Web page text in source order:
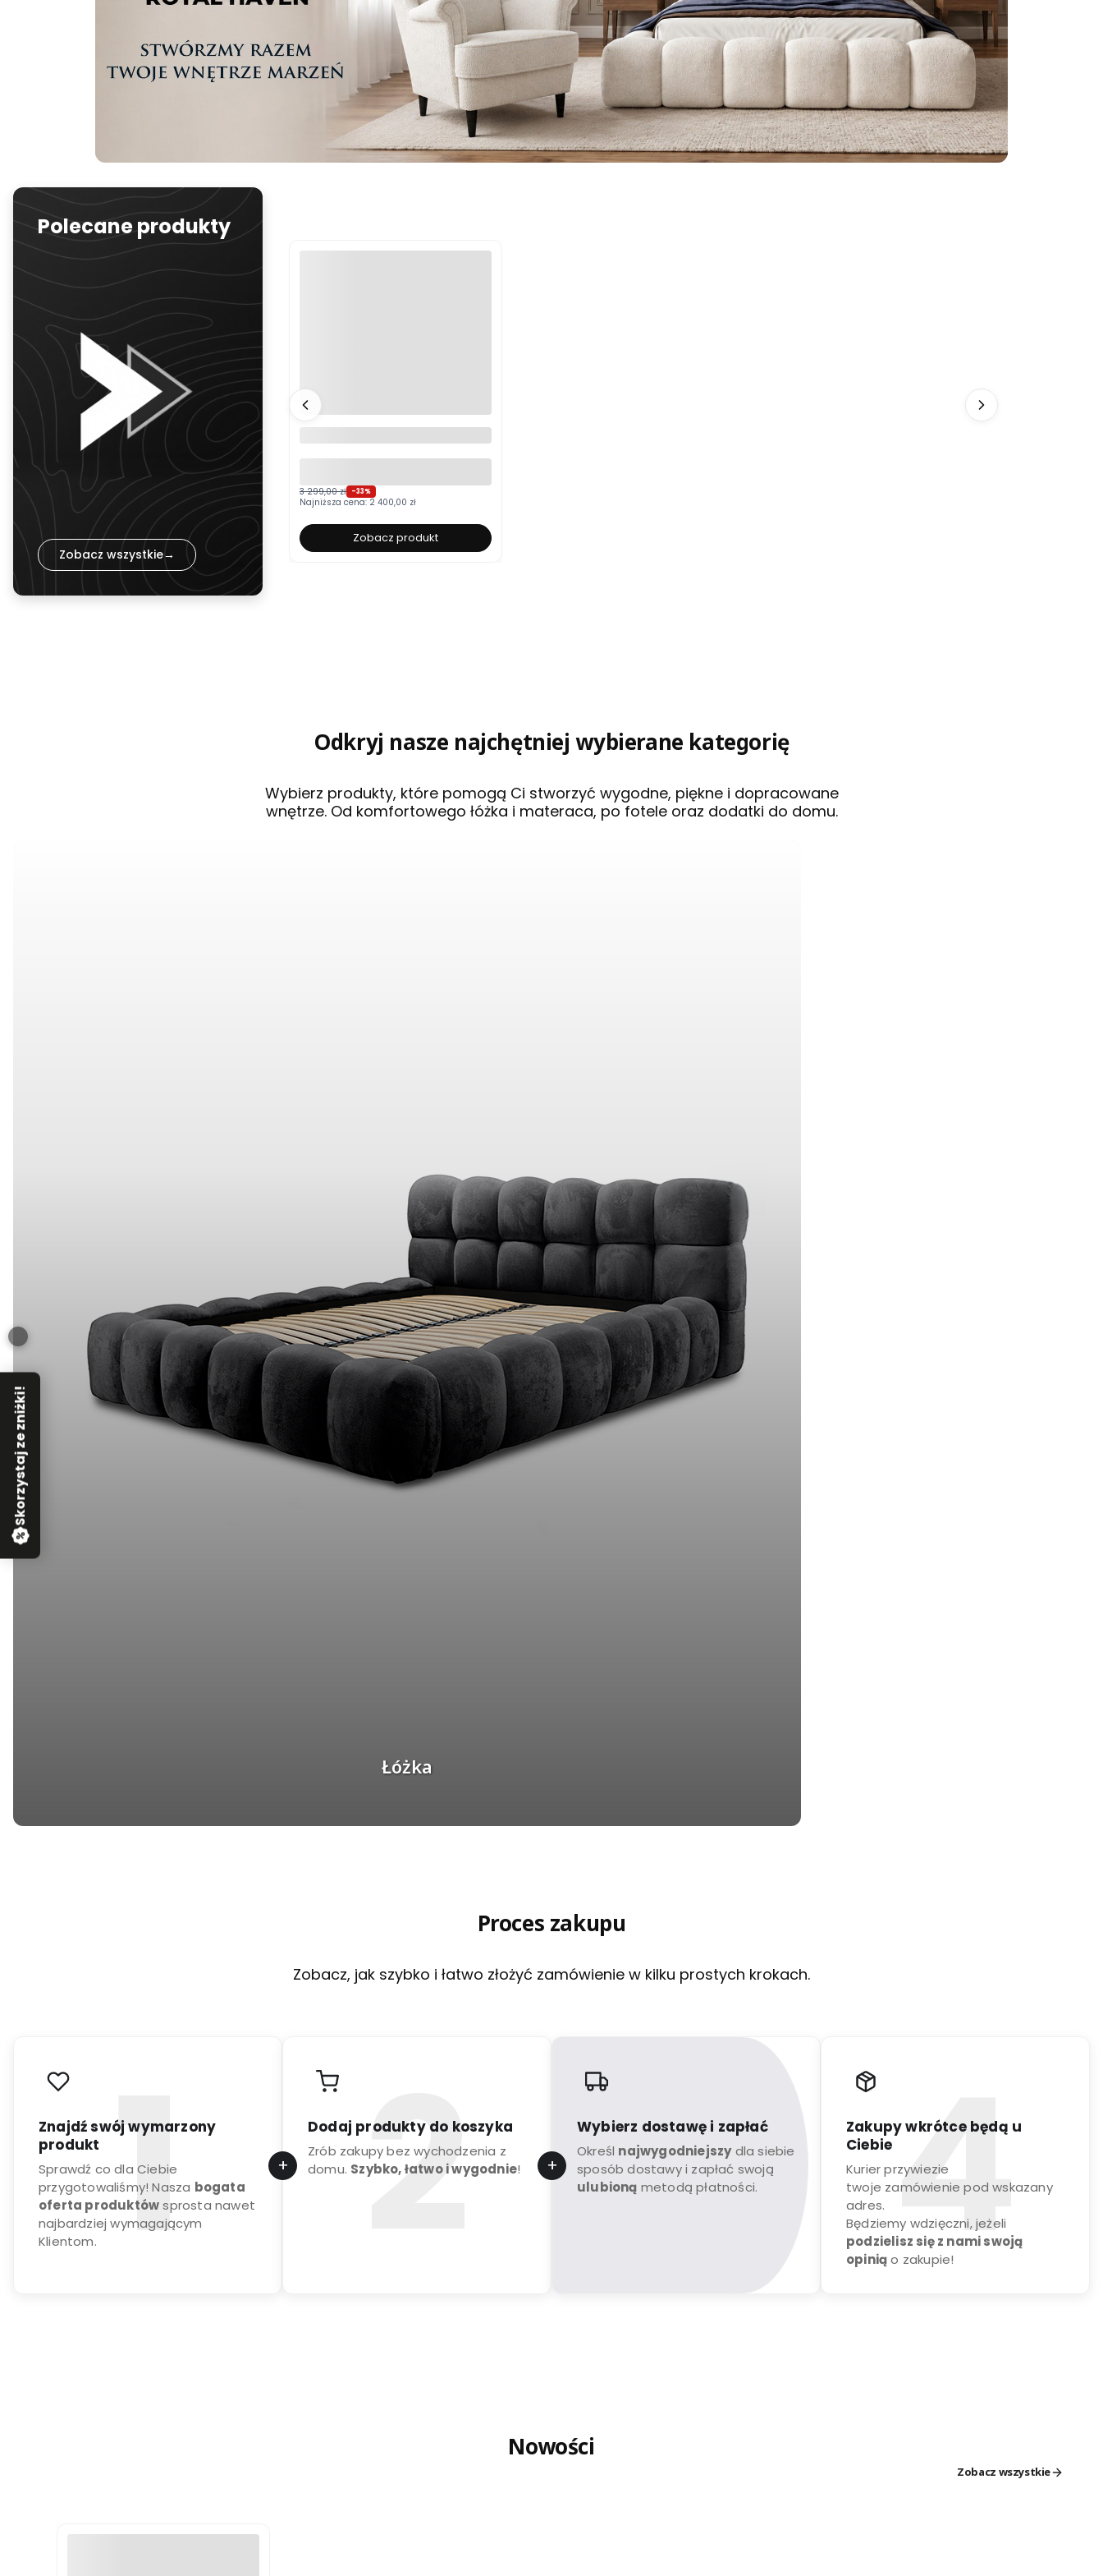
Polecane produkty
Zobacz wszystkie→
BOSTON białe ze stelażem i
pojemnikiem Polska produkcja
3 299,00 zł -33%
Najniższa cena: 2 400,00 zł
Zobacz produkt
Odkryj nasze najchętniej wybierane kategorię
Wybierz produkty, które pomogą Ci stworzyć wygodne, piękne i dopracowane
wnętrze. Od komfortowego łóżka i materaca, po fotele oraz dodatki do domu.
Łóżka
Proces zakupu
Zobacz, jak szybko i łatwo złożyć zamówienie w kilku prostych krokach.
Znajdź swój wymarzony
produkt
Sprawdź co dla Ciebie
przygotowaliśmy! Nasza bogata
oferta produktówsprosta nawet
najbardziej wymagającym
Klientom.
Dodaj produkty do koszyka
Zrób zakupy bez wychodzenia z
domu. Szybko, łatwo i wygodnie!
Wybierz dostawę i zapłać
Określ najwygodniejszydla siebie
sposób dostawy i zapłać swoją
ulubioną metodą płatności.
Zakupy wkrótce będą u
Ciebie
Kurier przywiezie
twoje zamówienie pod wskazany
adres.
Będziemy wdzięczni, jeżeli
podzielisz się z nami swoją
opiniąo zakupie!
Nowości
Zobacz wszystkie
Skorzystaj ze zniżki!